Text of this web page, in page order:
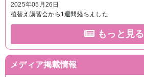
2025年05月26日
植替え講習会から1週間経ちました
もっと見る
メディア掲載情報